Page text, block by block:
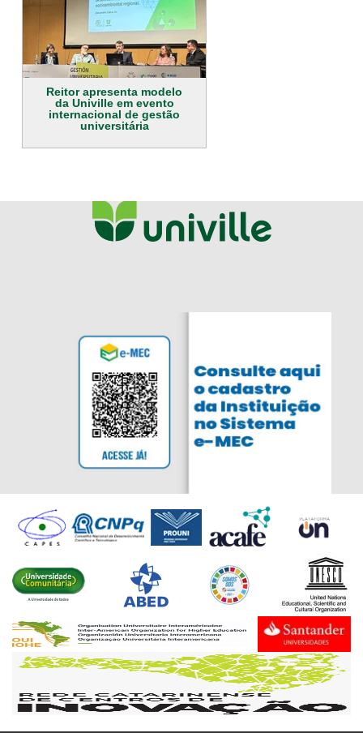
Reitor apresenta modelo
da Univille em evento
internacional de gestão
universitária